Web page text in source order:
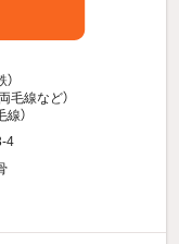
毛線など）
線）
4